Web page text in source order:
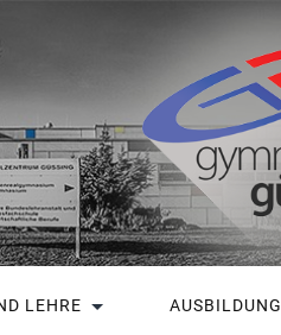
LEHRE AUSBILDUNG